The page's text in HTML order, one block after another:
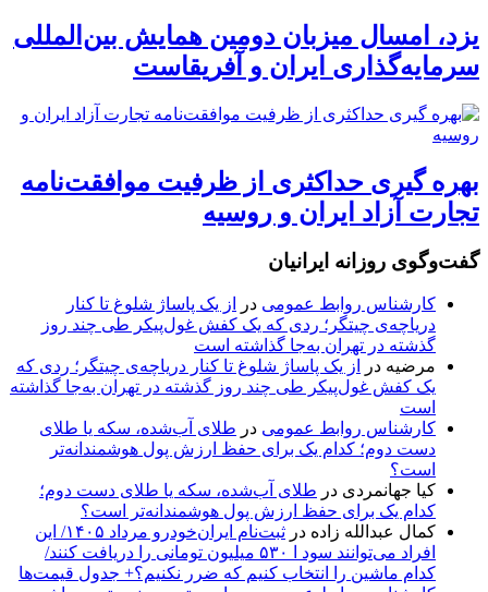
یزد، امسال میزبان دومین همایش بین‌المللی
سرمایه‌گذاری ایران و آفریقاست
بهره گیری حداکثری از ظرفیت موافقت‌نامه
تجارت آزاد ایران و روسیه
گفت‌وگوی روزانه ایرانیان
کارشناس روابط عمومی در
از یک پاساژ شلوغ تا کنار
دریاچه‌ی چیتگر؛ ردی که یک کفش غول‌پیکر طی چند روز
گذشته در تهران به‌جا گذاشته است
مرضیه در
از یک پاساژ شلوغ تا کنار دریاچه‌ی چیتگر؛ ردی که
یک کفش غول‌پیکر طی چند روز گذشته در تهران به‌جا گذاشته
است
کارشناس روابط عمومی در طلای آب‌شده، سکه یا طلای
دست دوم؛ کدام یک برای حفظ ارزش پول هوشمندانه‌تر
است؟
کیا جهانمردی در طلای آب‌شده، سکه یا طلای دست دوم؛
کدام یک برای حفظ ارزش پول هوشمندانه‌تر است؟
کمال عبدالله زاده در
ثبت‌نام ایران‌خودرو مرداد ۱۴۰۵/ این
افراد می‌توانند سود ا ۵۳۰ میلیون تومانی را دریافت کنند/
کدام ماشین را انتخاب کنیم که ضرر نکنیم؟+ جدول قیمت‌ها